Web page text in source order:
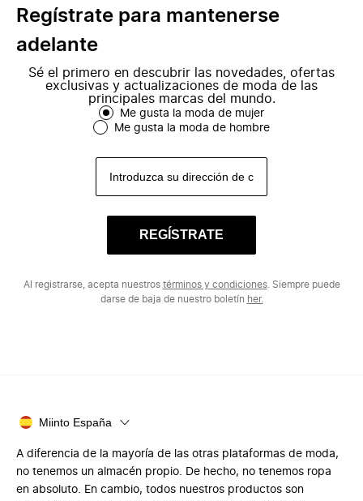
Regístrate para mantenerse
adelante
Sé el primero en descubrir las novedades, ofertas
exclusivas y actualizaciones de moda de las
principales marcas del mundo.
Me gusta la moda de mujer
Me gusta la moda de hombre
REGÍSTRATE
Al registrarse, acepta nuestros términos y condiciones. Siempre puede
darse de baja de nuestro boletín her.
Miinto España
A diferencia de la mayoría de las otras plataformas de moda,
no tenemos un almacén propio. De hecho, no tenemos ropa
en absoluto. En cambio, todos nuestros productos son